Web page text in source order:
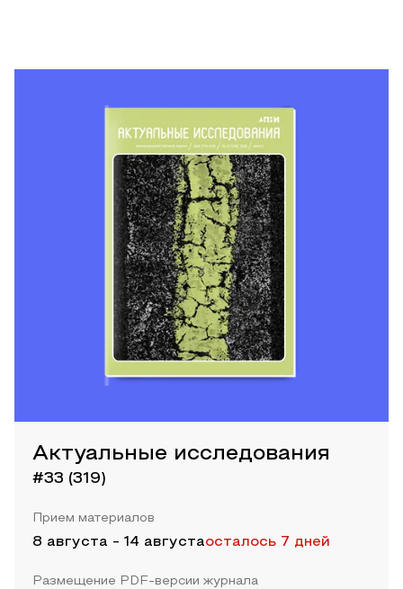
Актуальные исследования
#33 (319)
Прием материалов
8 августа - 14 августаосталось 7 дней
Размещение PDF-версии журнала